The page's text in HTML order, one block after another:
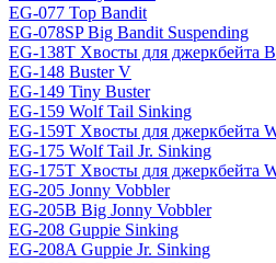
EG-077 Top Bandit
EG-078SP Big Bandit Suspending
EG-138T Хвосты для джеркбейта
EG-148 Buster V
EG-149 Tiny Buster
EG-159 Wolf Tail Sinking
EG-159T Хвосты для джеркбейта
EG-175 Wolf Tail Jr. Sinking
EG-175T Хвосты для джеркбейта
EG-205 Jonny Vobbler
EG-205B Big Jonny Vobbler
EG-208 Guppie Sinking
EG-208A Guppie Jr. Sinking